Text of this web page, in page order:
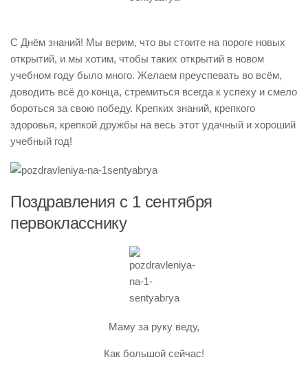
С Днём знаний! Мы верим, что вы стоите на пороге новых
открытий, и мы хотим, чтобы таких открытий в новом
учебном году было много. Желаем преуспевать во всём,
доводить всё до конца, стремиться всегда к успеху и смело
бороться за свою победу. Крепких знаний, крепкого
здоровья, крепкой дружбы на весь этот удачный и хороший
учебный год!
Поздравления с 1 сентября
первокласснику
Маму за руку веду,
Как большой сейчас!